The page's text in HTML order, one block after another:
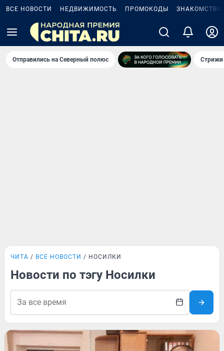
ВСЕ НОВОСТИ НЕДВИЖИМОСТЬ ПРОМОКОДЫ ЗНАКОМСТВА
Отправились на Северный полюс Стрижи
ЧИТА ВСЕ НОВОСТИ НОСИЛКИ
Новости по тэгу Носилки